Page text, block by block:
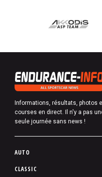
Informations, résultats, photos
courses en direct. Il n'y a pas
seule journée sans news !
P
AUTO
CLASSIC